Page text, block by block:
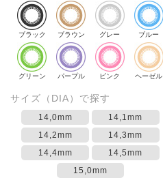
ブラック ブラウン グレー ブルー
グリーン パープル ピンク ヘーゼル
サイズ（DIA）で探す
14,0mm
14,1mm
14,2mm
14,3mm
14,4mm
14,5mm
15,0mm